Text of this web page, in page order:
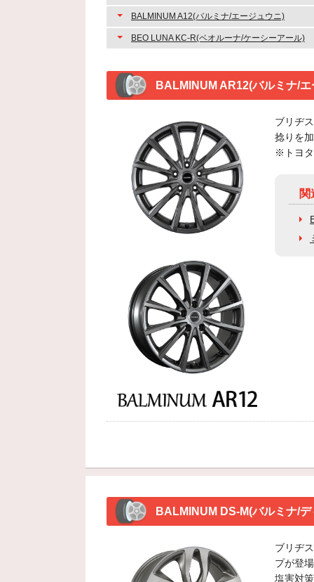
BALMINUM A12(バルミナ/エージュウニ)
BEO LUNA KC-R(ベオルーナ/ケーシーアール)
BALMINUM AR12(バルミナ/
ブリヂ
捻りを
※トヨ
関
BALMINUM DS-M(バルミナ/
ブリヂ
プが登
塩害対